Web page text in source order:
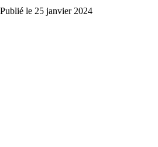
le 25 janvier 2024